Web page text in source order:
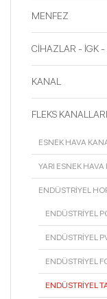
MENFEZ
CİHAZLAR - İGK -
KANAL
FLEKS KANALLARI
ESNEK HAVA
YARI ESNEK
ENDÜSTRIYEL
ENDÜSTRİYEL
ENDÜSTRİYEL
ENDÜSTRİYEL
ENDÜSTRİYEL